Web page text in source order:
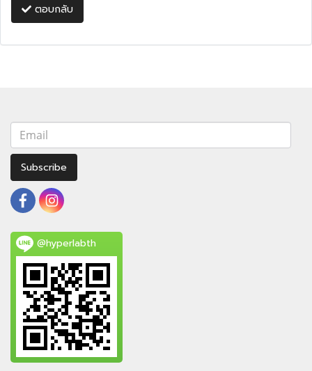
ตอบกลับ
Subscribe
@hyperlabth